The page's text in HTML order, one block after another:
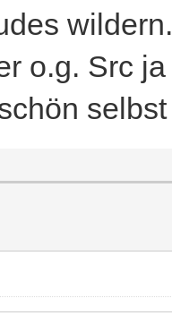
o.g. Src